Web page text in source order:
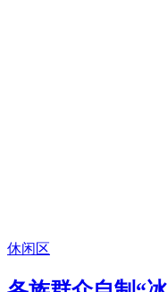
休闲区